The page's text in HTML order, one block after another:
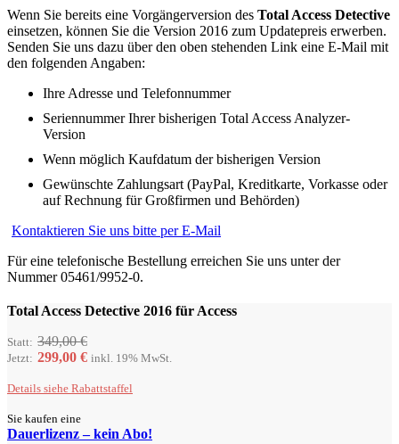
Wenn Sie bereits eine Vorgängerversion des Total Access Detective
einsetzen, können Sie die Version 2016 zum Updatepreis erwerben.
Senden Sie uns dazu über den oben stehenden Link eine E-Mail mit
den folgenden Angaben:
Ihre Adresse und Telefonnummer
Seriennummer Ihrer bisherigen Total Access Analyzer-
Version
Wenn möglich Kaufdatum der bisherigen Version
Gewünschte Zahlungsart (PayPal, Kreditkarte, Vorkasse oder
auf Rechnung für Großfirmen und Behörden)
Kontaktieren Sie uns bitte per E-Mail
Für eine telefonische Bestellung erreichen Sie uns unter der
Nummer 05461/9952-0.
Total Access Detective 2016 für Access
Statt: 349,00 €
Jetzt: 299,00 € inkl. 19% MwSt.
Details siehe Rabattstaffel
Sie kaufen eine
Dauerlizenz –kein Abo!